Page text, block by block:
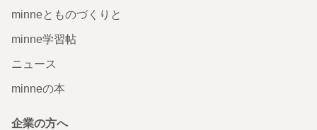
minneとものづくりと
minne学習帖
ニュース
minneの本
企業の方へ